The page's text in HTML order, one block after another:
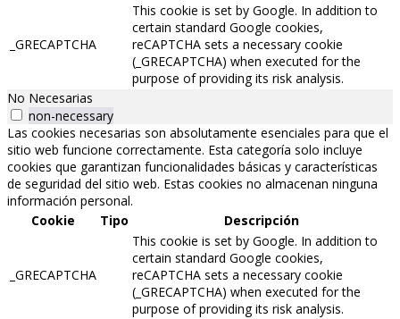
_GRECAPTCHA
This cookie is set by Google. In addition to
certain standard Google cookies,
reCAPTCHA sets a necessary cookie
(_GRECAPTCHA) when executed for the
purpose of providing its risk analysis.
No Necesarias
non-necessary
Las cookies necesarias son absolutamente esenciales para que el
sitio web funcione correctamente. Esta categoría solo incluye
cookies que garantizan funcionalidades básicas y características
de seguridad del sitio web. Estas cookies no almacenan ninguna
información personal.
Cookie
Tipo Descripción
_GRECAPTCHA
This cookie is set by Google. In addition to
certain standard Google cookies,
reCAPTCHA sets a necessary cookie
(_GRECAPTCHA) when executed for the
purpose of providing its risk analysis.